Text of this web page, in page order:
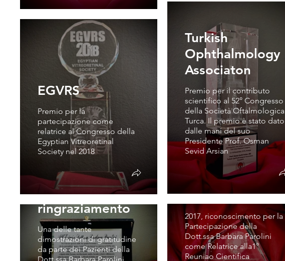
Turkish
Ophthalmology
Associaton
Premio per il contributo
scientifico al 52° Congresso
della Società Oftalmologica
Turca. Il premio è stato dato
dalle mani del suo
Presidente Prof. Osman
Sevid Arsian
EGVRS
Premio per la
partecipazione come
relatrice al Congresso della
Egyptian Vitreoretinal
Society nel 2018
1° Reuniao
Cientifica
Internacional de
Oftalmologia
2017, riconoscimento per la
Partecipazione della
Dott.ssa Barbara Parolini
come Relatrice alla1°
Reuniao Cientifica
Targa di
ringraziamento
Una delle tante
dimostrazioni di gratitudine
da parte dei Pazienti della